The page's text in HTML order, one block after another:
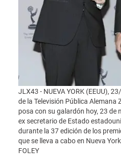
JLX43 - NUEVA YORK (EEUU),
de la Televisión Pública Alemana
posa con su galardón hoy, 23 de
ex secretario de Estado
durante la 37 edición de los
que se lleva a cabo en Nueva
FOLEY